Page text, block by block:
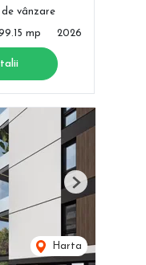
vânzare
mp 2026
Harta
Next